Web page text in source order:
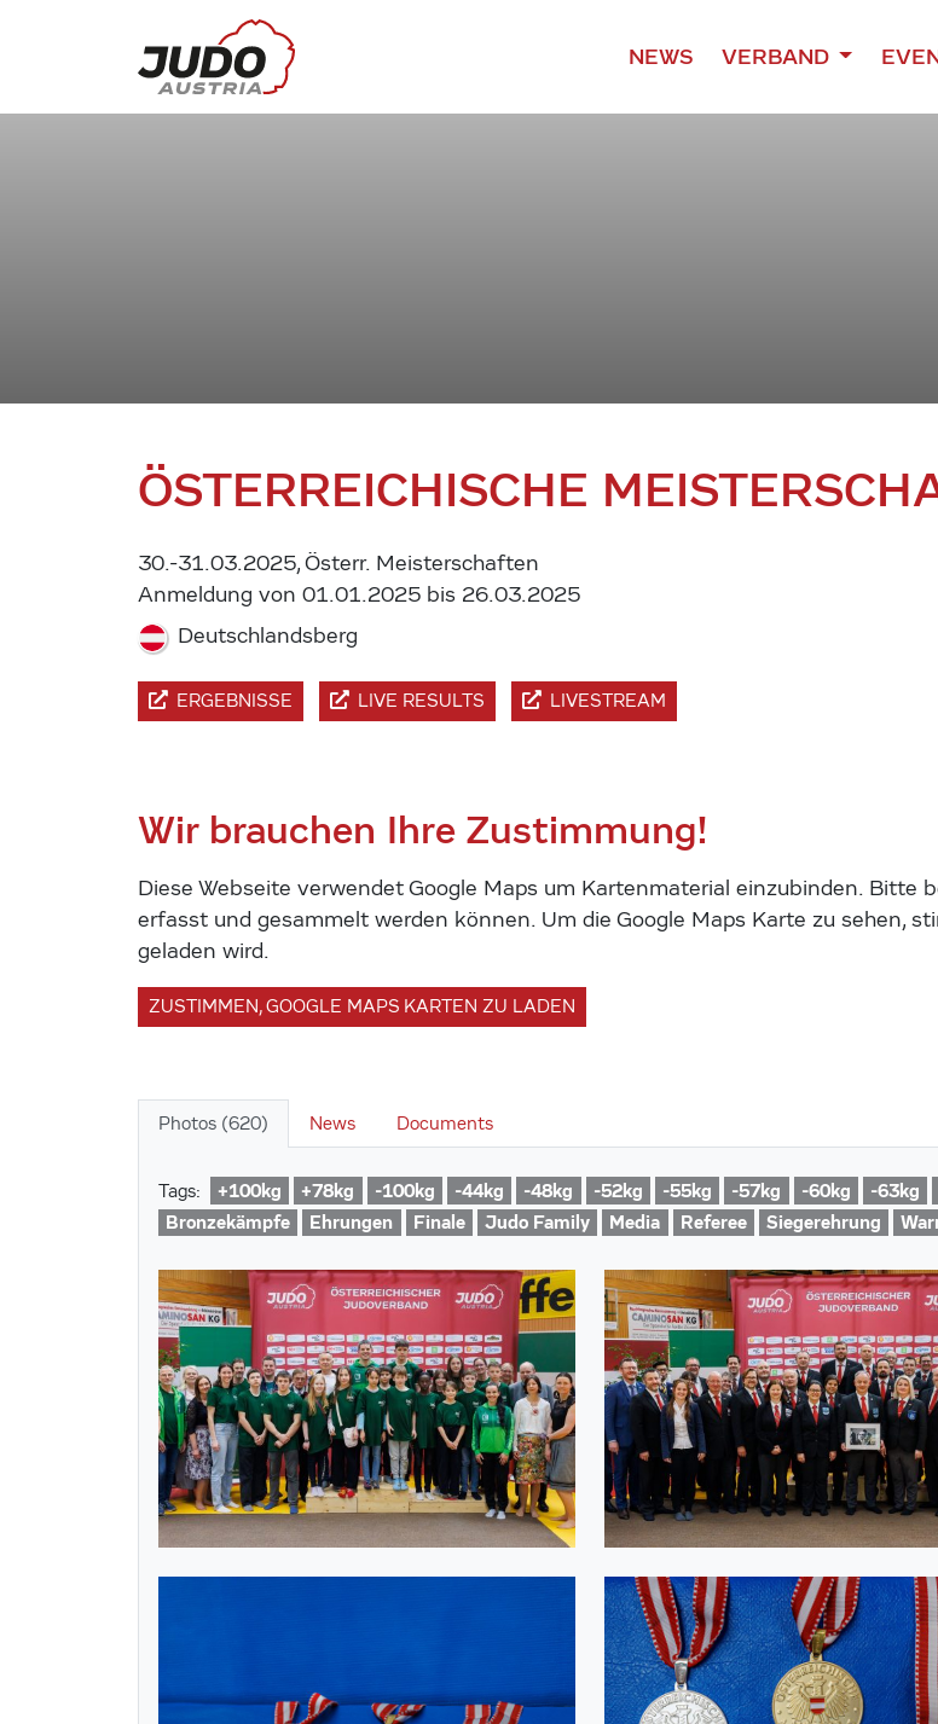
NEWS VERBAND
ÖSTERREICHISCHE
30.-31.03.2025, Österr. Meisterschaften
Anmeldung von 01.01.2025 bis 26.03.2025
Deutschlandsberg
ERGEBNISSE LIVE RESULTS LIVESTREAM
Wir brauchen Ihre Zustimmung!
Diese Webseite verwendet Google Maps um Kartenmaterial einzubinden. Bitte
erfasst und gesammelt werden können. Um die Google Maps Karte zu sehen,
geladen wird.
ZUSTIMMEN, GOOGLE MAPS KARTEN ZU LADEN
Photos (620) News Documents
Tags: +100kg +78kg -100kg -44kg -48kg -52kg -55kg -57kg -60kg -63kg
Bronzekämpfe
Ehrungen Finale Judo Family Media Referee Siegerehrung